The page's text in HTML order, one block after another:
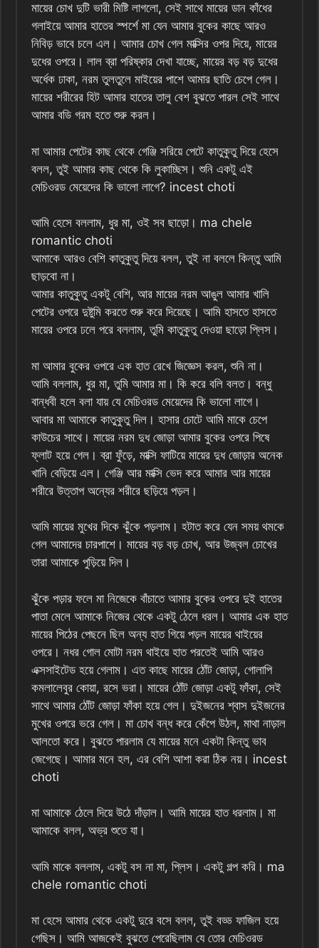
মায়ের চোখ দুটি ভারী মিষ্টি লাগলো, সেই সাথে মায়ের ডান কাঁধের
গলাইয়ে আমার হাতের স্পর্শে মা যেন আমার বুকের কাছে আরও
নিবিড় ভাবে চলে এল। আমার চোখ গেল মাক্সির ওপর দিয়ে, মায়ের
দুধের ওপরে। লাল ব্রা পরিষ্কার দেখা যাচ্ছে, মায়ের বড় বড় দুধের
অর্ধেক ঢাকা, নরম তুলতুলে মাইয়ের পাশে আমার ছাতি চেপে গেল।
মায়ের শরীরের হিট আমার হাতের তালু বেশ বুঝতে পারল সেই সাথে
আমার বডি গরম হতে শুরু করল।
মা আমার পেটের কাছ থেকে গেঞ্জি সরিয়ে পেটে কাতুকুতু দিয়ে হেসে
বলল, তুই আমার কাছ থেকে কি লুকাচ্ছিস। শুনি একটু এই
মেচিওরড মেয়েদের কি ভালো লাগে? incest choti
আমি হেসে বললাম, ধুর মা, ওই সব ছাড়ো। ma chele
romantic choti
আমাকে আরও বেশি কাতুকুতু দিয়ে বলল, তুই না বললে কিন্তু আমি
ছাড়বো না।
আমার কাতুকুতু একটু বেশি, আর মায়ের নরম আঙুল আমার খালি
পেটের ওপরে দুষ্টুমি করতে শুরু করে দিয়েছে। আমি হাসতে হাসতে
মায়ের ওপরে ঢলে পরে বললাম, তুমি কাতুকুতু দেওয়া ছাড়ো প্লিস।
মা আমার বুকের ওপরে এক হাত রেখে জিজ্ঞেস করল, শুনি না।
আমি বললাম, ধুর মা, তুমি আমার মা। কি করে বলি বলত। বন্ধু
বান্ধবী হলে বলা যায় যে মেচিওরড মেয়েদের কি ভালো লাগে।
আবার মা আমাকে কাতুকুতু দিল। হাসার চোটে আমি মাকে চেপে
কাউচের সাথে। মায়ের নরম দুধ জোড়া আমার বুকের ওপরে পিষে
ফ্লাট হয়ে গেল। ব্রা ফুঁড়ে, মাক্সি ফাটিয়ে মায়ের দুধ জোড়ার অনেক
খানি বেড়িয়ে এল। গেঞ্জি আর মাক্সি ভেদ করে আমার আর মায়ের
শরীরে উত্তাপ অন্যের শরীরে ছড়িয়ে পড়ল।
আমি মায়ের মুখের দিকে ঝুঁকে পড়লাম। হটাত করে যেন সময় থমকে
গেল আমাদের চারপাশে। মায়ের বড় বড় চোখ, আর উজ্বল চোখের
তারা আমাকে পুড়িয়ে দিল।
ঝুঁকে পড়ার ফলে মা নিজেকে বাঁচাতে আমার বুকের ওপরে দুই হাতের
পাতা মেলে আমাকে নিজের থেকে একটু ঠেলে ধরল। আমার এক হাত
মায়ের পিঠের পেছনে ছিল অন্য হাত গিয়ে পড়ল মায়ের থাইয়ের
ওপরে। নধর গোল মোটা নরম থাইয়ে হাত পরতেই আমি আরও
এক্সসাইটেড হয়ে গেলাম। এত কাছে মায়ের ঠোঁট জোড়া, গোলাপি
কমলালেবুর কোয়া, রসে ভরা। মায়ের ঠোঁট জোড়া একটু ফাঁকা, সেই
সাথে আমার ঠোঁট জোড়া ফাঁকা হয়ে গেল। দুইজনের শ্বাস দুইজনের
মুখের ওপরে ভরে গেল। মা চোখ বন্ধ করে কেঁপে উঠল, মাথা নাড়াল
আলতো করে। বুঝতে পারলাম যে মায়ের মনে একটা কিন্তু ভাব
জেগেছে। আমার মনে হল, এর বেশি আশা করা ঠিক নয়। incest
choti
মা আমাকে ঠেলে দিয়ে উঠে দাঁড়াল। আমি মায়ের হাত ধরলাম। মা
আমাকে বলল, অভ্র শুতে যা।
আমি মাকে বললাম, একটু বস না মা, প্লিস। একটু গল্প করি। ma
chele romantic choti
মা হেসে আমার থেকে একটু দুরে বসে বলল, তুই বড্ড ফাজিল হয়ে
গেছিস। আমি আজকেই বুঝতে পেরেছিলাম যে তোর মেচিওরড